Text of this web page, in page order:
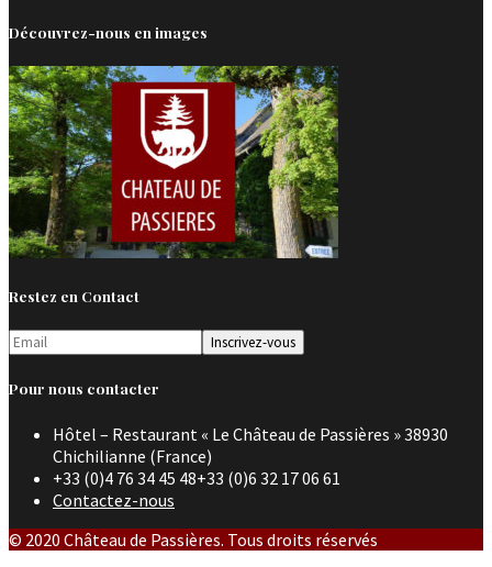
Découvrez-nous en images
Restez en Contact
Pour nous contacter
Hôtel – Restaurant « Le Château de Passières » 38930
Chichilianne (France)
+33 (0)4 76 34 45 48+33 (0)6 32 17 06 61
Contactez-nous
© 2020 Château de Passières. Tous droits réservés